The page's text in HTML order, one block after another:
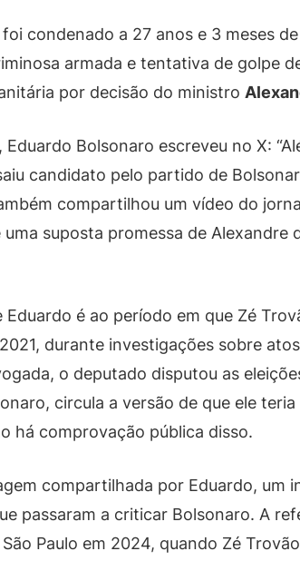
foi condenado a 27 anos e 3 meses
armada e tentativa de golpe
por decisão do ministro
Eduardo Bolsonaro escreveu no X:
candidato pelo partido de
compartilhou um vídeo do
uma suposta promessa de Alexandre
Eduardo é ao período em que Zé
durante investigações sobre
o deputado disputou as
circula a versão de que ele
há comprovação pública disso.
compartilhada por Eduardo, um
passaram a criticar Bolsonaro. A
Paulo em 2024, quando Zé